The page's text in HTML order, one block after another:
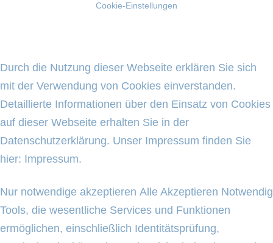
Cookie-Einstellungen
Durch die Nutzung dieser Webseite erklären Sie sich
mit der Verwendung von Cookies einverstanden.
Detaillierte Informationen über den Einsatz von Cookies
auf dieser Webseite erhalten Sie in der
Datenschutzerklärung. Unser Impressum finden Sie
hier: Impressum.
Nur notwendige akzeptieren Alle Akzeptieren Notwendig
Tools, die wesentliche Services und Funktionen
ermöglichen, einschließlich Identitätsprüfung,